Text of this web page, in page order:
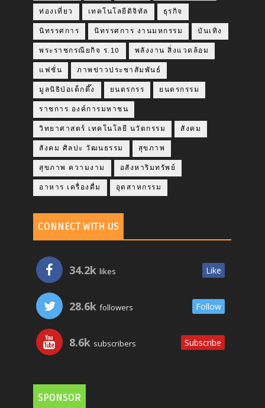
ท่องเที่ยว เทคโนโลยีดิจิทัล ธุรกิจ
นิทรรศการ นิทรรศการ งานมหกรรม บันเทิง
พระราชกรณียกิจ ร.10 พลังงาน สิ่งแวดล้อม
แฟชั่น ภาพข่าวประชาสัมพันธ์
มูลนิธิป่อเต็กตึ๊ง ยนตรกรร ยนตรกรรม
ราชการ องค์การมหาชน
วิทยาศาสตร์ เทคโนโลยี นวัตกรรม สังคม
สังคม ศิลปะ วัฒนธรรม สุขภาพ
สุขภาพ ความงาม อสังหาริมทรัพย์
อาหาร เครื่องดื่ม อุตสาหกรรม
CONNECT WITH US
34.2k likes Like
28.6k followers Follow
8.6k subscribers Subscribe
SPONSOR